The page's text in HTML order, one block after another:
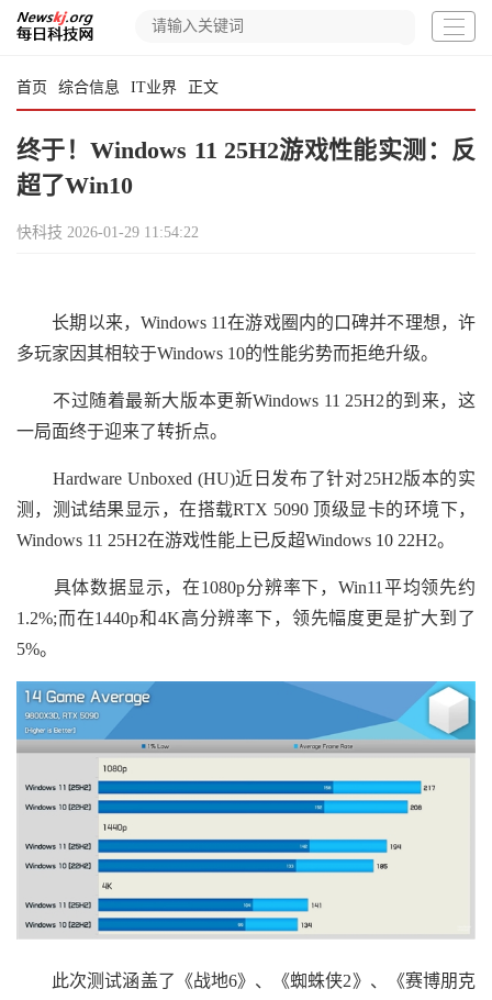
首页 综合信息 IT业界 正文
终于！Windows 11 25H2游戏性能实测：反
超了Win10
快科技 2026-01-29 11:54:22
长期以来，Windows 11在游戏圈内的口碑并不理想，许
多玩家因其相较于Windows 10的性能劣势而拒绝升级。
不过随着最新大版本更新Windows 11 25H2的到来，这
一局面终于迎来了转折点。
Hardware Unboxed (HU)近日发布了针对25H2版本的实
测，测试结果显示，在搭载RTX 5090 顶级显卡的环境下，
Windows 11 25H2在游戏性能上已反超Windows 10 22H2。
具体数据显示，在1080p分辨率下，Win11平均领先约
1.2%;而在1440p和4K高分辨率下，领先幅度更是扩大到了
5%。
此次测试涵盖了《战地6》、《蜘蛛侠2》、《赛博朋克